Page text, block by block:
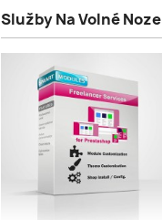
Služby Na Volné Noze